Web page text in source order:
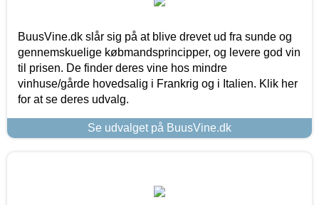
BuusVine.dk slår sig på at blive drevet ud fra sunde og
gennemskuelige købmandsprincipper, og levere god vin
til prisen. De finder deres vine hos mindre
vinhuse/gårde hovedsalig i Frankrig og i Italien. Klik her
for at se deres udvalg.
Se udvalget på BuusVine.dk